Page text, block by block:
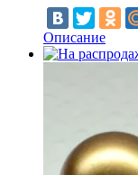
Описание